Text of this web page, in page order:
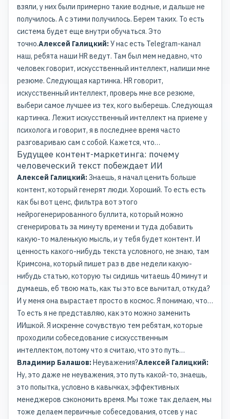
взяли, у них были примерно такие водные, и дальше не
получилось. А с этими получилось. Берем таких. То есть
система будет еще внутри обучаться. Это
точно.Алексей Галицкий:У нас есть Telegram-канал
наш, ребята наши HR ведут. Там был мем недавно, что
человек говорит, искусственный интеллект, напиши мне
резюме. Следующая картинка. HR говорит,
искусственный интеллект, проверь мне все резюме,
выбери самое лучшее из тех, кого выберешь. Следующая
картинка. Лежит искусственный интеллект на приеме у
психолога и говорит, я в последнее время часто
разговариваю сам с собой. Кажется, что…
Будущее контент-маркетинга: почему
человеческий текст побеждает ИИ
Алексей Галицкий:Знаешь, я начал ценить больше
контент, который генерят люди. Хороший. То есть есть
как бы вот ценс, фильтра вот этого
нейрогенерированного буллита, который можно
сгенерировать за минуту времени и туда добавить
какую-то маленькую мысль, и у тебя будет контент. И
ценность какого-нибудь текста условного, не знаю, там
Кримсона, который пишет раз в две недели какую-
нибудь статью, которую ты сидишь читаешь 40 минут и
думаешь, еб твою мать, как ты это все вычитал, откуда?
И у меня она вырастает просто в космос. Я понимаю, что…
То есть я не представляю, как это можно заменить
ИИшкой. Я искренне сочувствую тем ребятам, которые
проходили собеседование с искусственным
интеллектом, потому что я считаю, что это путь…
Владимир Балашов:Неуважения?Алексей Галицкий:
Ну, это даже не неуважения, это путь какой-то, знаешь,
это попытка, условно в кавычках, эффективных
менеджеров сэкономить время. Мы тоже так делаем, мы
тоже делаем первичные собеседования, отсев у нас